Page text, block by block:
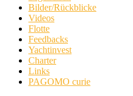
Bilder/Rückblicke
Videos
Flotte
Feedbacks
Yachtinvest
Charter
Links
PAGOMO curie